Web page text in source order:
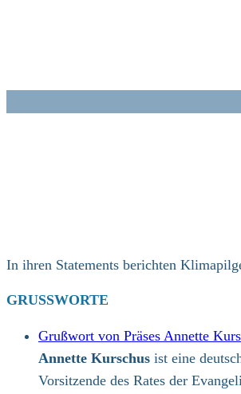
In ihren Statements berichten
GRUSSWORTE
Grußwort von Präses Annette
Annette Kurschus ist eine
Vorsitzende des Rates der